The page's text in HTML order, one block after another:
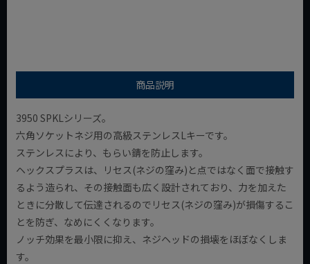
商品説明
3950 SPKLシリーズ。
六角ソケットネジ用の高級ステンレスLキーです。
ステンレスにより、もらい錆を防止します。
ヘックスプラスは、リセス(ネジの窪み)と点ではなく面で接触す
るよう造られ、その接触面も広く設計されており、力を加えた
ときに分散して伝達されるのでリセス(ネジの窪み)が損傷するこ
とを防ぎ、なめにくくなります。
ノッチ効果を最小限に抑え、ネジヘッドの損壊をほぼなくしま
す。